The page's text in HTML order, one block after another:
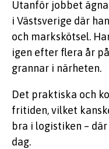
Utanför jobbet
i Västsverige där
och markskötsel.
igen efter flera år
grannar i närheten.
Det praktiska och
fritiden, vilket
bra i logistiken –
dag.